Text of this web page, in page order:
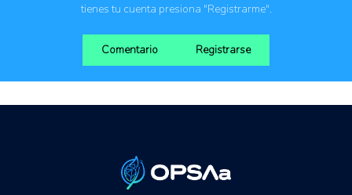
tienes tu cuenta presiona "Registrarme".
Comentario Registrarse